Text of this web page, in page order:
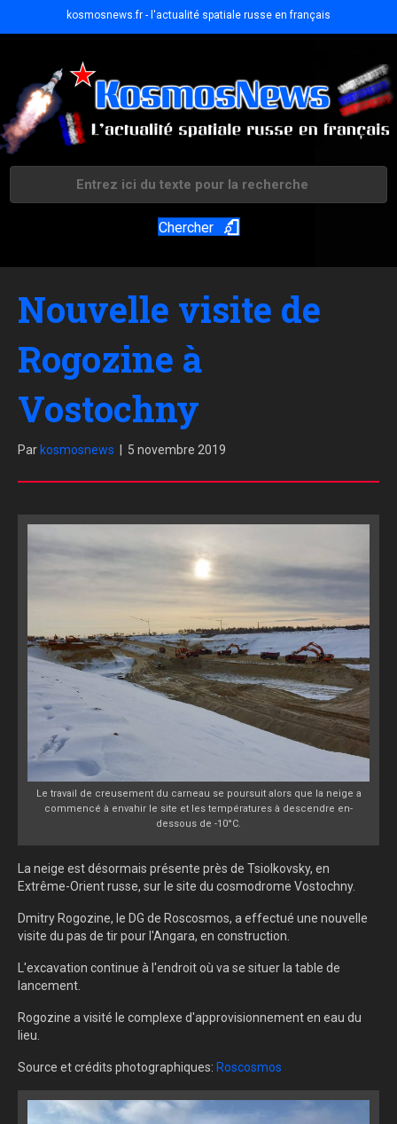
kosmosnews.fr - l'actualité spatiale russe en français
Chercher
Nouvelle visite de
Rogozine à
Vostochny
Par kosmosnews 5 novembre 2019
Le travail de creusement du carneau se poursuit alors que la neige a
commencé à envahir le site et les températures à descendre en-
dessous de -10°C.
La neige est désormais présente près de Tsiolkovsky, en
Extrême-Orient russe, sur le site du cosmodrome Vostochny.
Dmitry Rogozine, le DG de Roscosmos, a effectué une nouvelle
visite du pas de tir pour l'Angara, en construction.
L'excavation continue à l'endroit où va se situer la table de
lancement.
Rogozine a visité le complexe d'approvisionnement en eau du
lieu.
Source et crédits photographiques: Roscosmos